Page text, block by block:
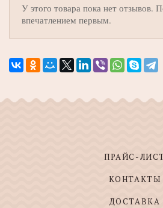
У этого товара пока нет отзывов.
впечатлением первым.
ПРАЙС-
КОНТАКТЫ
ДОСТАВКА